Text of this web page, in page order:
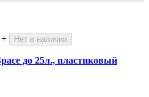
+ Нет в наличии
до 25л., пластиковый